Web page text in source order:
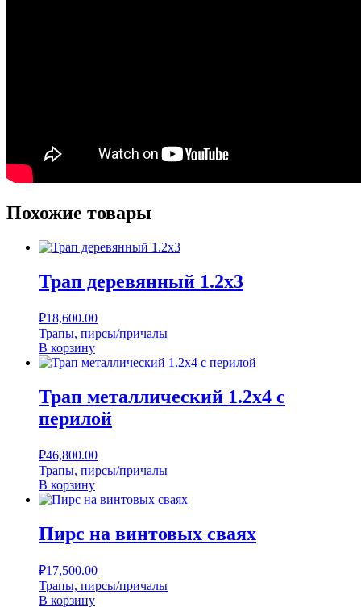
Похожие товары
Трап деревянный 1.2х3
₽18,600.00
Трапы, пирсы/причалы
В корзину
Трап металлический 1.2х4 с
перилой
₽46,800.00
Трапы, пирсы/причалы
В корзину
Пирс на винтовых сваях
₽17,500.00
Трапы, пирсы/причалы
В корзину